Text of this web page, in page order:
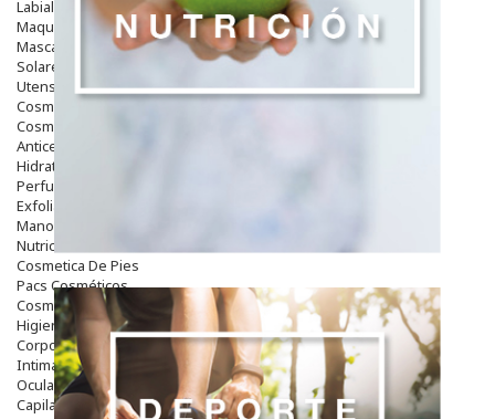
Labiales
Maquillajes Y Color
Mascarillas
Solares
Utensilios
Cosmética Capilar
Cosmética Corporal
Anticelulíticos
Hidratantes Corporales
Perfumes Y Colonias
Exfoliantes Corporales
Manos Y Uñas
Nutricosmética
Cosmetica De Pies
Pacs Cosméticos
Cosmetica Facial Piel Sensible
Higiene
Corporal
Intima
Ocular
Capilar